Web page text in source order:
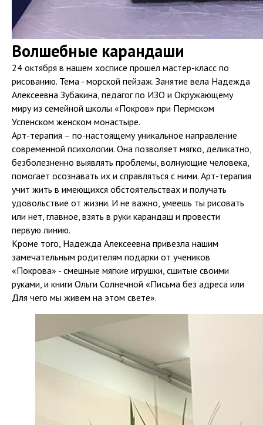
Волшебные карандаши
24 октября в нашем хосписе прошел мастер-класс по
рисованию. Тема - морской пейзаж. Занятие вела Надежда
Алексеевна Зубакина, педагог по ИЗО и Окружающему
миру из семейной школы «Покров» при Пермском
Успенском женском монастыре.
Арт-терапия – по-настоящему уникальное направление
современной психологии. Она позволяет мягко, деликатно,
безболезненно выявлять проблемы, волнующие человека,
помогает осознавать их и справляться с ними. Арт-терапия
учит жить в имеющихся обстоятельствах и получать
удовольствие от жизни. И не важно, умеешь ты рисовать
или нет, главное, взять в руки карандаш и провести
первую линию.
Кроме того, Надежда Алексеевна привезла нашим
замечательным родителям подарки от учеников
«Покрова» - смешные мягкие игрушки, сшитые своими
руками, и книги Ольги Солнечной «Письма без адреса или
Для чего мы живем на этом свете».